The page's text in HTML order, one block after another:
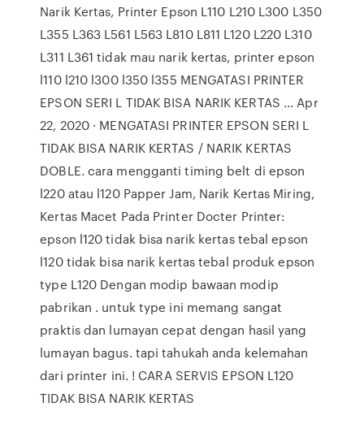
Narik Kertas, Printer Epson L110 L210 L300 L350
L355 L363 L561 L563 L810 L811 L120 L220 L310
L311 L361 tidak mau narik kertas, printer epson
l110 l210 l300 l350 l355 MENGATASI PRINTER
EPSON SERI L TIDAK BISA NARIK KERTAS ... Apr
22, 2020 · MENGATASI PRINTER EPSON SERI L
TIDAK BISA NARIK KERTAS / NARIK KERTAS
DOBLE. cara mengganti timing belt di epson
l220 atau l120 Papper Jam, Narik Kertas Miring,
Kertas Macet Pada Printer Docter Printer:
epson l120 tidak bisa narik kertas tebal epson
l120 tidak bisa narik kertas tebal produk epson
type L120 Dengan modip bawaan modip
pabrikan . untuk type ini memang sangat
praktis dan lumayan cepat dengan hasil yang
lumayan bagus. tapi tahukah anda kelemahan
dari printer ini. ! CARA SERVIS EPSON L120
TIDAK BISA NARIK KERTAS